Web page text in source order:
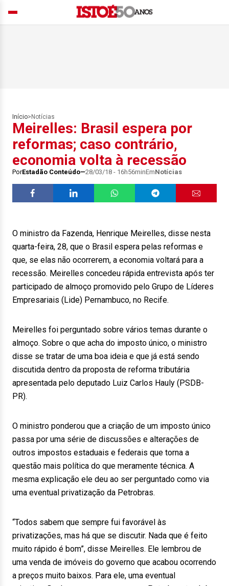
Início> Notícias
Meirelles: Brasil espera por
reformas; caso contrário,
economia volta à recessão
PorEstadão Conteúdo 28/03/18 - 16h56minEmNotícias
O ministro da Fazenda, Henrique Meirelles, disse nesta
quarta-feira, 28, que o Brasil espera pelas reformas e
que, se elas não ocorrerem, a economia voltará para a
recessão. Meirelles concedeu rápida entrevista após ter
participado de almoço promovido pelo Grupo de Líderes
Empresariais (Lide) Pernambuco, no Recife.
Meirelles foi perguntado sobre vários temas durante o
almoço. Sobre o que acha do imposto único, o ministro
disse se tratar de uma boa ideia e que já está sendo
discutida dentro da proposta de reforma tributária
apresentada pelo deputado Luiz Carlos Hauly (PSDB-
PR).
O ministro ponderou que a criação de um imposto único
passa por uma série de discussões e alterações de
outros impostos estaduais e federais que torna a
questão mais política do que meramente técnica. A
mesma explicação ele deu ao ser perguntado como via
uma eventual privatização da Petrobras.
“Todos sabem que sempre fui favorável às
privatizações, mas há que se discutir. Nada que é feito
muito rápido é bom”, disse Meirelles. Ele lembrou de
uma venda de imóveis do governo que acabou ocorrendo
a preços muito baixos. Para ele, uma eventual